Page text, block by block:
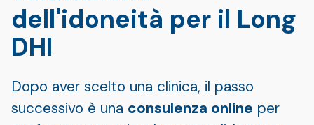
dell'idoneità per il Long
DHI
Dopo aver scelto una clinica, il passo
successivo è una consulenza online per